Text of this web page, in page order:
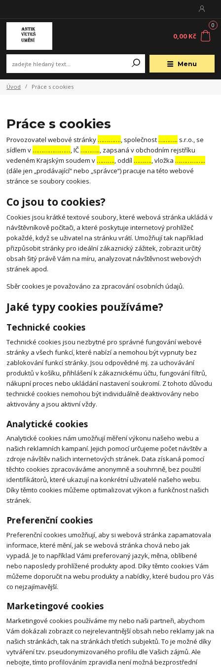
Menu
0
0,00 Kč
Úvod Práce s cookies
Práce s cookies
Provozovatel webové stránky …………., společnost ……….. s.r.o., se
sídlem v …………………, IČ ……….., zapsaná v obchodním rejstříku
vedeném Krajským soudem v ………., oddíl ………., vložka ……………..
(dále jen „prodávající“ nebo „správce“) pracuje na této webové
stránce se soubory cookies.
Co jsou to cookies?
Cookies jsou krátké textové soubory, které webová stránka ukládá v
návštěvníkově počítači, a které poskytuje internetový prohlížeč
pokaždé, když se uživatel na stránku vrátí. Umožňují tak například
přizpůsobit stránky pro ideální zákaznický zážitek, zobrazit určitý
obsah šitý právě Vám na míru, analyzovat návštěvnost webových
stránek apod.
Sběr cookies je považováno za zpracování osobních údajů.
Jaké typy cookies používáme?
Technické cookies
Technické cookies jsou nezbytné pro správné fungování webové
stránky a všech funkcí, které nabízí a nemohou být vypnuty bez
zablokování funkcí stránky. Jsou odpovědné mj. za uchovávání
produktů v košíku, přihlášení k zákaznickému účtu, fungování filtrů,
nákupní proces nebo ukládání nastavení soukromí. Z tohoto důvodu
technické cookies nemohou být individuálně deaktivovány nebo
aktivovány a jsou aktivní vždy.
Analytické cookies
Analytické cookies nám umožňují měření výkonu našeho webu a
našich reklamních kampaní. Jejich pomocí určujeme počet návštěv a
zdroje návštěv našich internetových stránek. Data získaná pomocí
těchto cookies zpracováváme anonymně a souhrnně, bez použití
identifikátorů, které ukazují na konkrétní uživatelé našeho webu.
Díky těmto cookies můžeme optimalizovat výkon a funkčnost našich
stránek.
Preferenční cookies
Preferenční cookies umožňují, aby si webová stránka zapamatovala
informace, které mění, jak se webová stránka chová nebo jak
vypadá. Je to například Vámi preferovaný jazyk, měna, oblíbené
nebo naposledy prohlížené produkty apod. Díky těmto cookies Vám
můžeme doporučit na webu produkty a nabídky, které budou pro Vás
co nejzajímavější.
Marketingové cookies
Marketingové cookies používáme my nebo naši partneři, abychom
Vám dokázali zobrazit co nejrelevantnější obsah nebo reklamy jak na
našich stránkách, tak na stránkách třetích subjektů. To je možné díky
vytváření tzv. pseudonymizovaného profilu dle Vašich zájmů. Ale
nebojte, tímto profilováním zpravidla není možná bezprostřední